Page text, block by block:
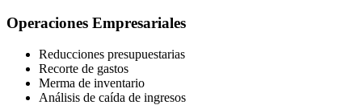
Operaciones Empresariales
Reducciones presupuestarias
Recorte de gastos
Merma de inventario
Análisis de caída de ingresos